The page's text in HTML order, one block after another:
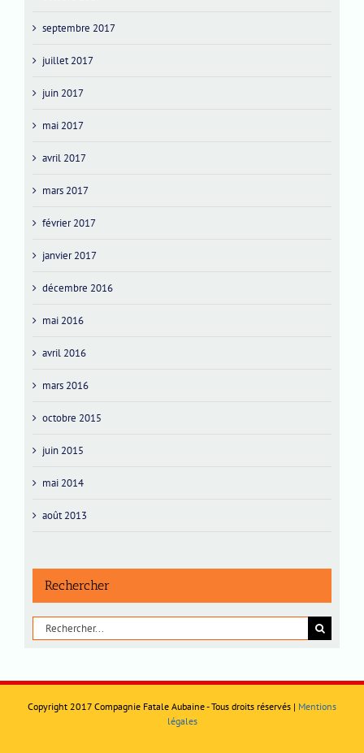
septembre 2017
juillet 2017
juin 2017
mai 2017
avril 2017
mars 2017
février 2017
janvier 2017
décembre 2016
mai 2016
avril 2016
mars 2016
octobre 2015
juin 2015
mai 2014
août 2013
Rechercher
Rechercher:
Copyright 2017 Compagnie Fatale Aubaine - Tous droits réservés | Mentions
légales